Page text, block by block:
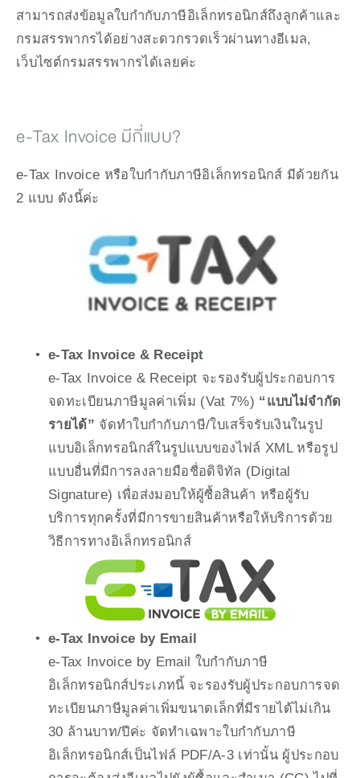
สามารถส่งข้อมูลใบกำกับภาษีอิเล็กทรอนิกส์ถึงลูกค้าและ
กรมสรรพากรได้อย่างสะดวกรวดเร็วผ่านทางอีเมล,
เว็บไซต์กรมสรรพากรได้เลยค่ะ
e-Tax Invoice มีกี่แบบ?
e-Tax Invoice หรือใบกำกับภาษีอิเล็กทรอนิกส์ มีด้วยกัน
2 แบบ ดังนี้ค่ะ
e-Tax Invoice & Receipt
e-Tax Invoice & Receipt จะรองรับผู้ประกอบการ
จดทะเบียนภาษีมูลค่าเพิ่ม (Vat 7%) “แบบไม่จำกัด
รายได้” จัดทำใบกำกับภาษี/ใบเสร็จรับเงินในรูป
แบบอิเล็กทรอนิกส์ในรูปแบบของไฟล์ XML หรือรูป
แบบอื่นที่มีการลงลายมือชื่อดิจิทัล (Digital
Signature) เพื่อส่งมอบให้ผู้ซื้อสินค้า หรือผู้รับ
บริการทุกครั้งที่มีการขายสินค้าหรือให้บริการด้วย
วิธีการทางอิเล็กทรอนิกส์
e-Tax Invoice by Email
e-Tax Invoice by Email ใบกำกับภาษี
อิเล็กทรอนิกส์ประเภทนี้ จะรองรับผู้ประกอบการจด
ทะเบียนภาษีมูลค่าเพิ่มขนาดเล็กที่มีรายได้ไม่เกิน
30 ล้านบาท/ปีค่ะ จัดทำเฉพาะใบกำกับภาษี
อิเล็กทรอนิกส์เป็นไฟล์ PDF/A-3 เท่านั้น ผู้ประกอบ